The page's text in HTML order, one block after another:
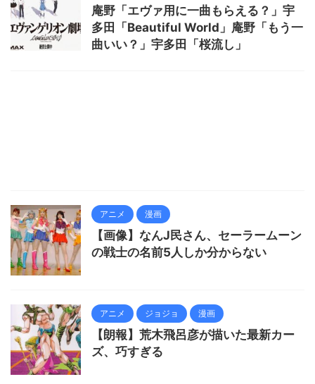
庵野「エヴァ用に一曲もらえる？」宇
多田「Beautiful World」庵野「もう一
曲いい？」宇多田「桜流し」
アニメ 漫画
【画像】なんJ民さん、セーラームーン
の戦士の名前5人しか分からない
アニメ ジョジョ 漫画
【朗報】荒木飛呂彦が描いた最新カー
ズ、巧すぎる